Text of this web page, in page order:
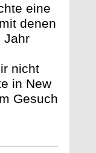
eine
denen
Jahr
nicht
in New
Gesuch